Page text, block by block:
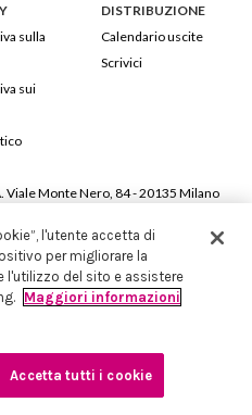
sulla
sui
DISTRIBUZIONE
Calendario uscite
Scrivici
Viale Monte Nero, 84 - 20135 Milano
nr.198004 e REA nr.1051898
l'utente accetta di
per migliorare la
l'utilizzo del sito e assistere
Maggiori informazioni
Accetta tutti i cookie